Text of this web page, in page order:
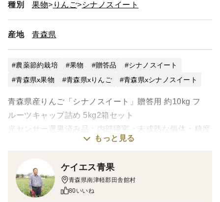
種別 果物 りんご シナノスイート
産地 青森県
農薬節約栽培 果物 贈答品
シナノスイート
青森県x果物
青森県xりんご 青森県xシナノスイート
青森県産りんご「シナノスイート」贈答用 約10kg フ
ルーツキャップ詰め 5kg2箱セット
光センサー選果済み品：内部障害・未成熟な個体・糖度
が低すぎる個体を取り除いております。
津軽平野で林檎栽培50年。大切な方への贈り物、自分へ
のご褒美にどうぞ。
もっと見る
ケイエス青果
青森県南津軽郡田舎館村
80いいね